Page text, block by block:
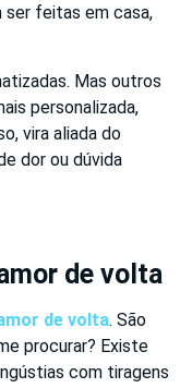
ser feitas em casa,
Mas outros
personalizada,
vira aliada do
dor ou dúvida
de volta
de volta. São
procurar? Existe
com tiragens